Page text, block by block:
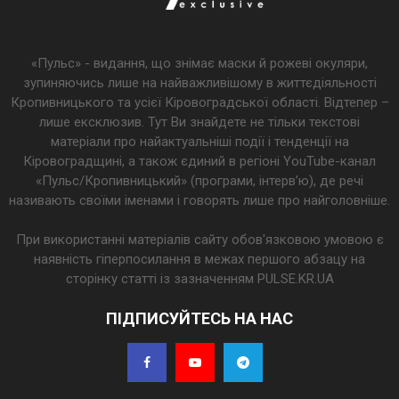
«Пульс» - видання, що знімає маски й рожеві окуляри,
зупиняючись лише на найважливішому в життєдіяльності
Кропивницького та усієї Кіровоградської області. Відтепер –
лише ексклюзив. Тут Ви знайдете не тільки текстові
матеріали про найактуальніші події і тенденції на
Кіровоградщині, а також єдиний в регіоні YouTube-канал
«Пульс/Кропивницький» (програми, інтерв’ю), де речі
називають своїми іменами і говорять лише про найголовніше.
При використанні матеріалів сайту обов'язковою умовою є
наявність гіперпосилання в межах першого абзацу на
сторінку статті із зазначенням PULSE.KR.UA
ПІДПИСУЙТЕСЬ НА НАС